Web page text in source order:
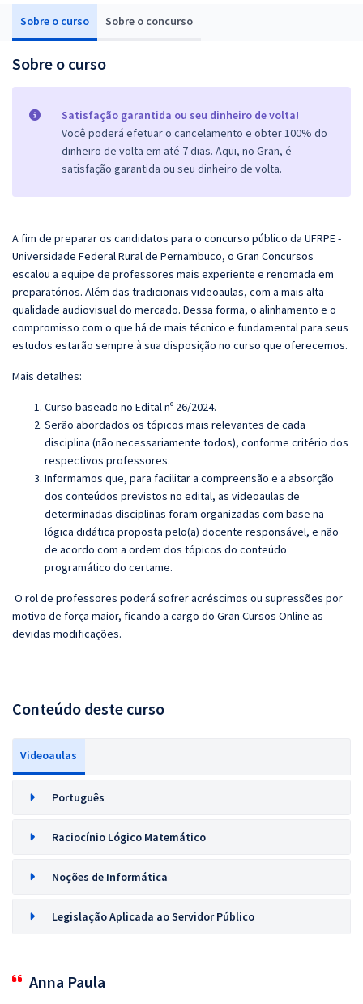
Sobre o curso Sobre o concurso
Sobre o curso
Satisfação garantida ou seu dinheiro de volta!
Você poderá efetuar o cancelamento e obter 100% do
dinheiro de volta em até 7 dias. Aqui, no Gran, é
satisfação garantida ou seu dinheiro de volta.
A fim de preparar os candidatos para o concurso público da UFRPE -
Universidade Federal Rural de Pernambuco, o Gran Concursos
escalou a equipe de professores mais experiente e renomada em
preparatórios. Além das tradicionais videoaulas, com a mais alta
qualidade audiovisual do mercado. Dessa forma, o alinhamento e o
compromisso com o que há de mais técnico e fundamental para seus
estudos estarão sempre à sua disposição no curso que oferecemos.
Mais detalhes:
Curso baseado no Edital nº 26/2024.
Serão abordados os tópicos mais relevantes de cada
disciplina (não necessariamente todos), conforme critério dos
respectivos professores.
Informamos que, para facilitar a compreensão e a absorção
dos conteúdos previstos no edital, as videoaulas de
determinadas disciplinas foram organizadas com base na
lógica didática proposta pelo(a) docente responsável, e não
de acordo com a ordem dos tópicos do conteúdo
programático do certame.
O rol de professores poderá sofrer acréscimos ou supressões por
motivo de força maior, ficando a cargo do Gran Cursos Online as
devidas modificações.
Conteúdo deste curso
Videoaulas
Português
Raciocínio Lógico Matemático
Noções de Informática
Legislação Aplicada ao Servidor Público
Anna Paula